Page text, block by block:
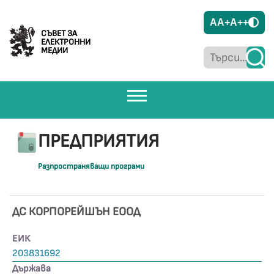
СЪВЕТ ЗА
ЕЛЕКТРОННИ
МЕДИИ
AA+A++
ПРЕДПРИЯТИЯ
Разпространяващи програми
ДС КОРПОРЕЙШЪН ЕООД
ЕИК
203831692
Държава